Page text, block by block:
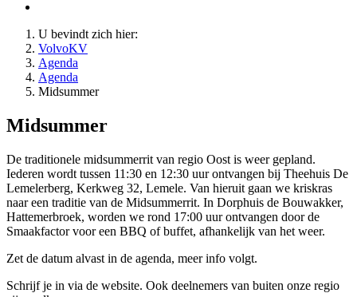
U bevindt zich hier:
VolvoKV
Agenda
Agenda
Midsummer
Midsummer
De traditionele midsummerrit van regio Oost is weer gepland.
Iederen wordt tussen 11:30 en 12:30 uur ontvangen bij Theehuis De
Lemelerberg, Kerkweg 32, Lemele. Van hieruit gaan we kriskras
naar een traditie van de Midsummerrit. In Dorphuis de Bouwakker,
Hattemerbroek, worden we rond 17:00 uur ontvangen door de
Smaakfactor voor een BBQ of buffet, afhankelijk van het weer.
Zet de datum alvast in de agenda, meer info volgt.
Schrijf je in via de website. Ook deelnemers van buiten onze regio